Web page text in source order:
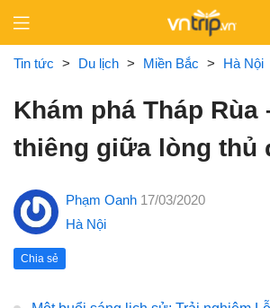
content
Tin tức > Du lịch > Miền Bắc > Hà Nội
Khám phá Tháp Rùa
thiêng giữa lòng thủ
Phạm Oanh 17/03/2020
Hà Nội
Chia sẻ